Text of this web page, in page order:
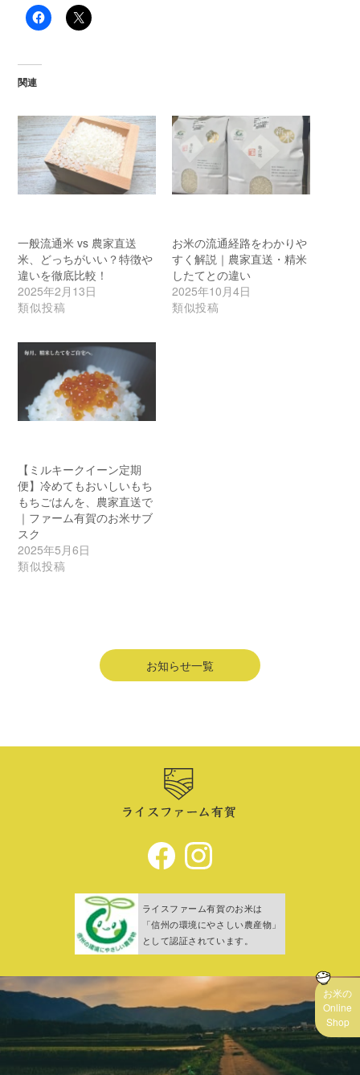
お米の
Online
Shop
関連
一般流通米 vs 農家直送
米、どっちがいい？特徴や
違いを徹底比較！
2025年2月13日
類似投稿
お米の流通経路をわかりや
すく解説｜農家直送・精米
したてとの違い
2025年10月4日
類似投稿
【ミルキークイーン定期
便】冷めてもおいしいもち
もちごはんを、農家直送で
｜ファーム有賀のお米サブ
スク
2025年5月6日
類似投稿
お知らせ一覧
ライスファーム有賀のお米は
「信州の環境にやさしい農産物」
として認証されています。